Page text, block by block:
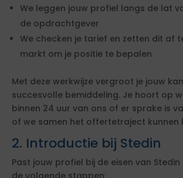
We leggen jouw profiel langs de lat
de opdrachtgever
We checken je tarief en zetten dit af
markt om je positie te bepalen
Met deze werkwijze vergroot je jouw
succesvolle bemiddeling. Je hoort op
binnen 24 uur van ons of er sprake is
of we samen het offertetraject kunnen
2. Introductie bij Stedin
Past jouw profiel bij de eisen van Stedin